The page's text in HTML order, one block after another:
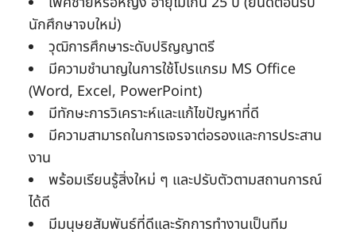
นักศึกษาจบใหม่)
วุฒิการศึกษาระดับปริญญาตรี
มีความชำนาญในการใช้โปรแกรม MS Office
(Word, Excel, PowerPoint)
มีทักษะการวิเคราะห์และแก้ไขปัญหาที่ดี
มีความสามารถในการเจรจาต่อรองและการประสาน
งาน
พร้อมเรียนรู้สิ่งใหม่ ๆ และปรับตัวตามสถานการณ์
ได้ดี
มีมนุษยสัมพันธ์ที่ดีและรักการทำงานเป็นทีม